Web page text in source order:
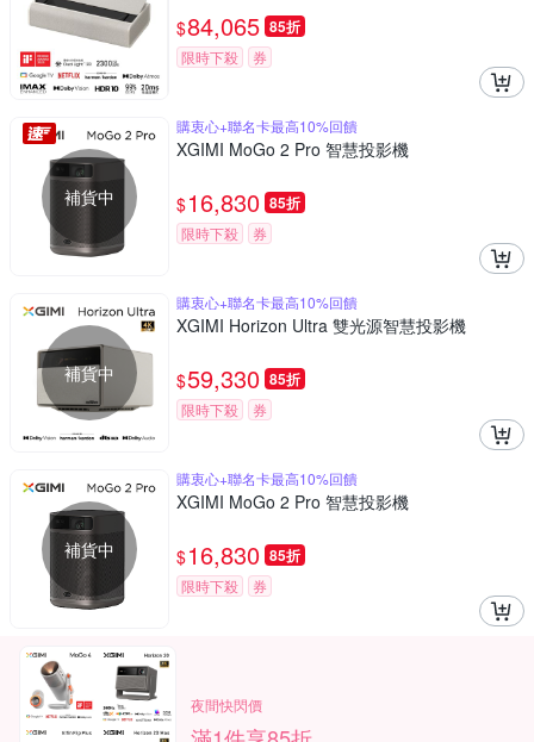
$84,065 85折
限時下殺 券
補貨中
購衷心+聯名卡最高10%回饋
XGIMI MoGo 2 Pro 智慧投影機
$16,830 85折
限時下殺 券
補貨中
購衷心+聯名卡最高10%回饋
XGIMI Horizon Ultra 雙光源智慧投影機
$59,330 85折
限時下殺 券
補貨中
購衷心+聯名卡最高10%回饋
XGIMI MoGo 2 Pro 智慧投影機
$16,830 85折
限時下殺 券
夜間快閃價